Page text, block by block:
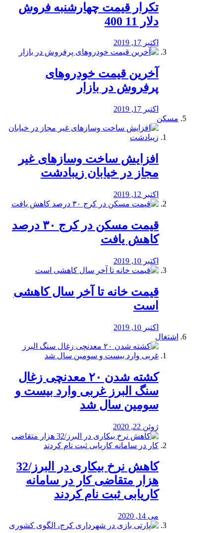
تکرار قیمت چهارشنبه فروش
دلار 11 400
اکتبر 17, 2019
آخرین قیمت خودرو‌های
پرفروش در بازار
اکتبر 17, 2019
مسکن
افزایش ساخت وسازهای غیر
مجاز در خیابان زیبادشت
اکتبر 12, 2019
️قیمت مسکن در کرج ۳۰ درصد
کاهش یافت
اکتبر 10, 2019
قیمت خانه تا آخر سال کاهشی
است
اکتبر 10, 2019
اشتغال
کشته شدن ۲۰ معدنچی زغال
سنگ البرز غربی وارد بیست و
سومین سال شد
ژوئن 22, 2020
کاهش نرخ بیکاری در البرز/32
هزار متقاضی کار در سامانه
کاریابی ثبت نام کردند
می 14, 2020